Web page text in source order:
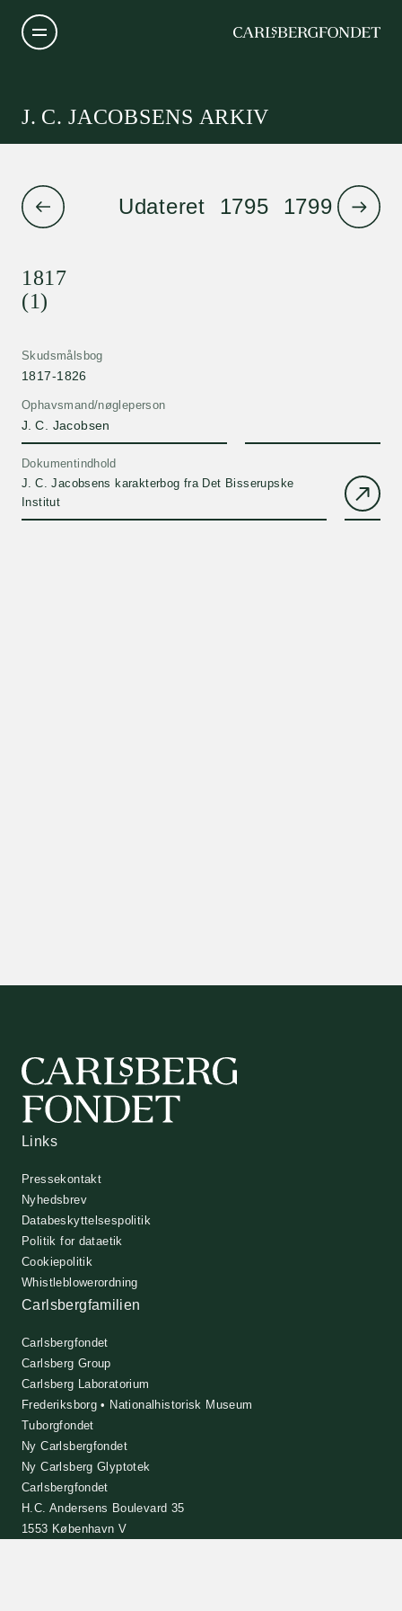
J. C. JACOBSENS ARKIV
Udateret 1795 1799 1801
1817
(1)
Ophavsmand/nøgleperson
J. C. Jacobsen
Skudsmålsbog
1817-1826
Dokumentindhold
J. C. Jacobsens karakterbog fra Det Bisserupske
Institut
Links
Pressekontakt
Nyhedsbrev
Databeskyttelsespolitik
Politik for dataetik
Cookiepolitik
Whistleblowerordning
Carlsbergfamilien
Carlsbergfondet
Carlsberg Group
Carlsberg Laboratorium
Frederiksborg • Nationalhistorisk Museum
Tuborgfondet
Ny Carlsbergfondet
Ny Carlsberg Glyptotek
Carlsbergfondet
H.C. Andersens Boulevard 35
1553 København V